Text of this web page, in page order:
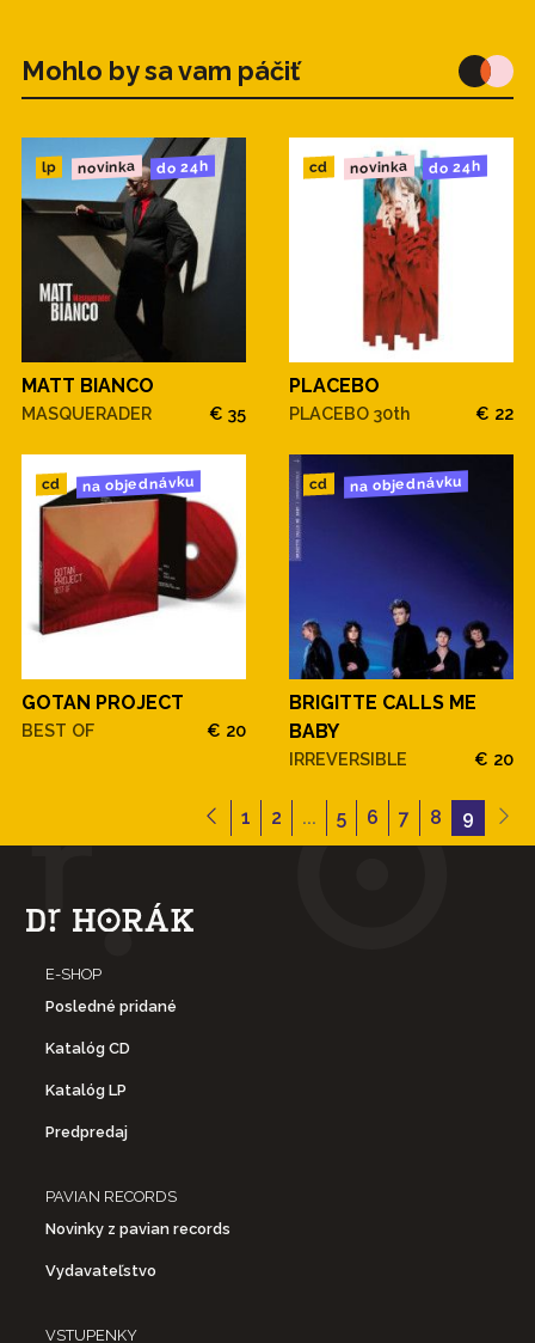
Mohlo by sa vam páčiť
lp novinka do 24h
MATT BIANCO
MASQUERADER € 35
cd novinka do 24h
PLACEBO
PLACEBO 30th € 22
cd na objednávku
GOTAN PROJECT
BEST OF € 20
cd na objednávku
BRIGITTE CALLS ME
BABY
IRREVERSIBLE € 20
1 2 ... 5 6 7 8 9
E-SHOP
Posledné pridané
Katalóg CD
Katalóg LP
Predpredaj
PAVIAN RECORDS
Novinky z pavian records
Vydavateľstvo
VSTUPENKY